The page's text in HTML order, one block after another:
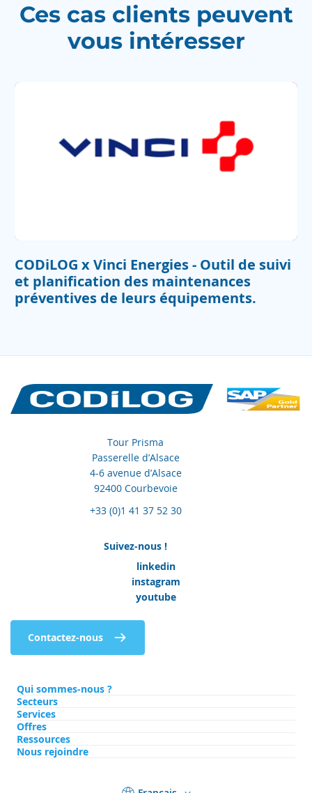
Ces cas clients peuvent
vous intéresser
CODiLOG x Vinci Energies - Outil de suivi
et planification des maintenances
préventives de leurs équipements.
Tour Prisma
Passerelle d’Alsace
4-6 avenue d’Alsace
92400 Courbevoie
+33 (0)1 41 37 52 30
Suivez-nous !
linkedin
instagram
youtube
Contactez-nous
Qui sommes-nous ?
Secteurs
Services
Offres
Ressources
Nous rejoindre